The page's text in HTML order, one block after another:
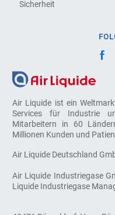
Air Liquide ist ein
Services für Industrie
Mitarbeitern in 60
Millionen Kunden und
Air Liquide Deutschland
Air Liquide Industriegase
Liquide Industriegase
Sicherheit